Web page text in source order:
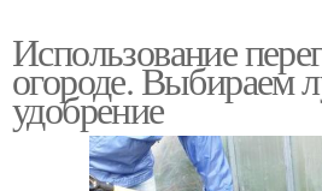
Использование
огороде. Выбираем
удобрение